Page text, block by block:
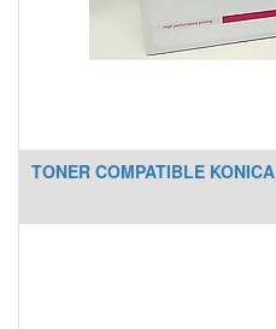
TONER COMPATIBLE